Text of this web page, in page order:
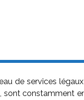
de services
constamment